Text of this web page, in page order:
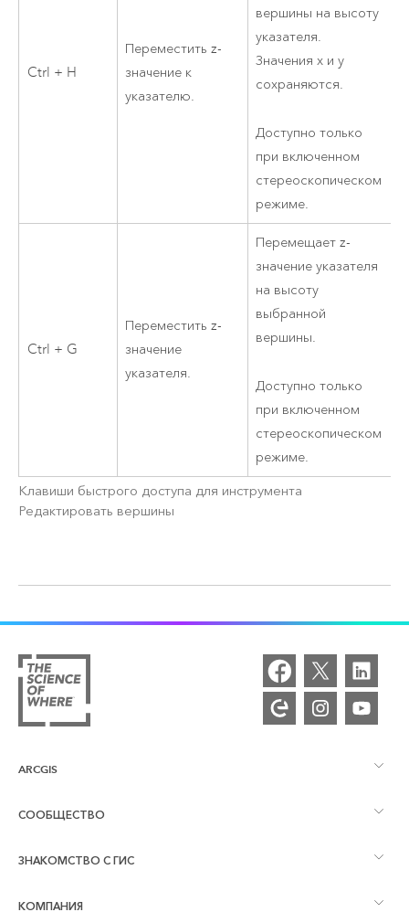
Ctrl + H
Переместить z-
значение к
указателю.
вершины на высоту
указателя.
Значения x и y
сохраняются.
Доступно только
при включенном
стереоскопическом
режиме.
Ctrl + G
Переместить z-
значение
указателя.
Перемещает z-
значение указателя
на высоту
выбранной
вершины.
Доступно только
при включенном
стереоскопическом
режиме.
Клавиши быстрого доступа для инструмента
Редактировать вершины
ARCGIS
Обзор ArcGIS
СООБЩЕСТВО
Сообщества и форумы
ЗНАКОМСТВО С ГИС
КОМПАНИЯ